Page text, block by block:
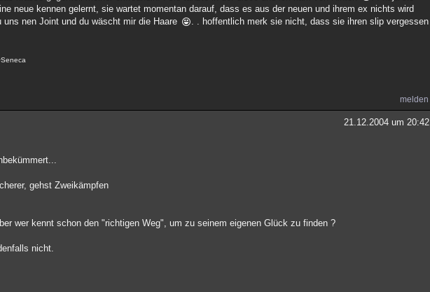
neue kennen gelernt, sie wartet momentan darauf, dass es aus der neuen und ihrem ex nichts wird
nen Joint und du wäscht mir die Haare
. . hoffentlich merk sie nicht, dass sie ihren slip vergessen
melden
21.12.2004 um 20:42
gehst Zweikämpfen
wer kennt schon den "richtigen Weg", um zu seinem eigenen Glück zu finden ?
nicht.